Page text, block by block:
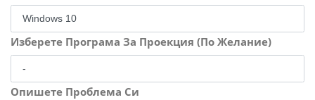
Изберете Програма За Проекция (По Желание)
Опишете Проблема Си